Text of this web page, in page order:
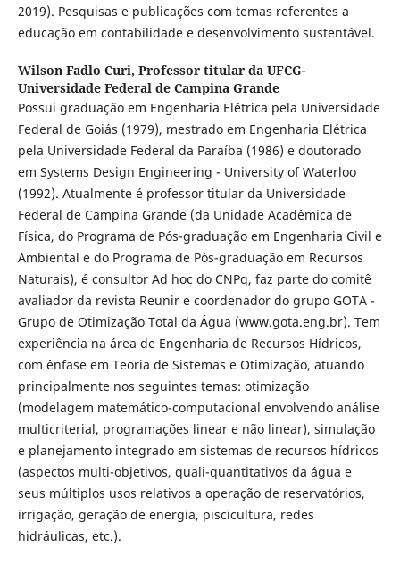
2019). Pesquisas e publicações com temas referentes a
educação em contabilidade e desenvolvimento sustentável.
Wilson Fadlo Curi, Professor titular da UFCG-
Universidade Federal de Campina Grande
Possui graduação em Engenharia Elétrica pela Universidade
Federal de Goiás (1979), mestrado em Engenharia Elétrica
pela Universidade Federal da Paraíba (1986) e doutorado
em Systems Design Engineering - University of Waterloo
(1992). Atualmente é professor titular da Universidade
Federal de Campina Grande (da Unidade Acadêmica de
Física, do Programa de Pós-graduação em Engenharia Civil e
Ambiental e do Programa de Pós-graduação em Recursos
Naturais), é consultor Ad hoc do CNPq, faz parte do comitê
avaliador da revista Reunir e coordenador do grupo GOTA -
Grupo de Otimização Total da Água (www.gota.eng.br). Tem
experiência na área de Engenharia de Recursos Hídricos,
com ênfase em Teoria de Sistemas e Otimização, atuando
principalmente nos seguintes temas: otimização
(modelagem matemático-computacional envolvendo análise
multicriterial, programações linear e não linear), simulação
e planejamento integrado em sistemas de recursos hídricos
(aspectos multi-objetivos, quali-quantitativos da água e
seus múltiplos usos relativos a operação de reservatórios,
irrigação, geração de energia, piscicultura, redes
hidráulicas, etc.).